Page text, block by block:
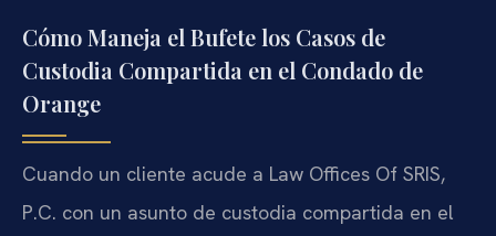
Cómo Maneja el Bufete los Casos de
Custodia Compartida en el Condado de
Orange
Cuando un cliente acude a Law Offices Of SRIS,
P.C. con un asunto de custodia compartida en el